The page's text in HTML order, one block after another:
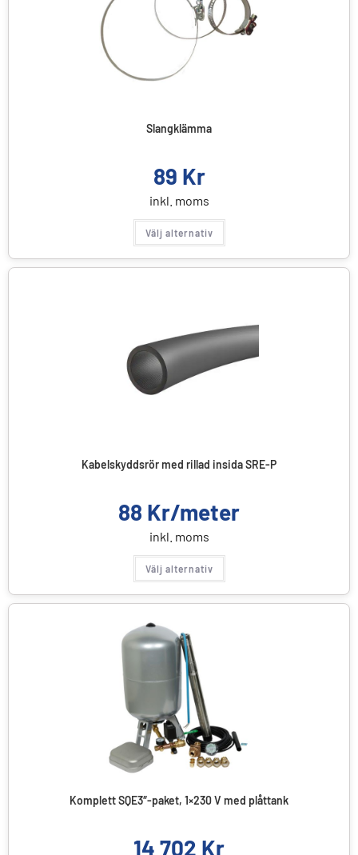
Slangklämma
89 Kr
inkl. moms
Välj alternativ
Kabelskyddsrör med rillad insida SRE-P
88 Kr/meter
inkl. moms
Välj alternativ
Komplett SQE3″-paket, 1×230 V med plåttank
14 702 Kr